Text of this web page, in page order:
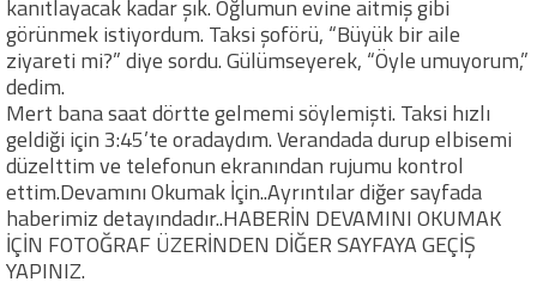
kanıtlayacak kadar şık. Oğlumun evine aitmiş gibi
görünmek istiyordum. Taksi şoförü, “Büyük bir aile
ziyareti mi?” diye sordu. Gülümseyerek, “Öyle umuyorum,”
dedim.
Mert bana saat dörtte gelmemi söylemişti. Taksi hızlı
geldiği için 3:45’te oradaydım. Verandada durup elbisemi
düzelttim ve telefonun ekranından rujumu kontrol
ettim.Devamını Okumak İçin..Ayrıntılar diğer sayfada
haberimiz detayındadır..HABERİN DEVAMINI OKUMAK
İÇİN FOTOĞRAF ÜZERİNDEN DİĞER SAYFAYA GEÇİŞ
YAPINIZ.